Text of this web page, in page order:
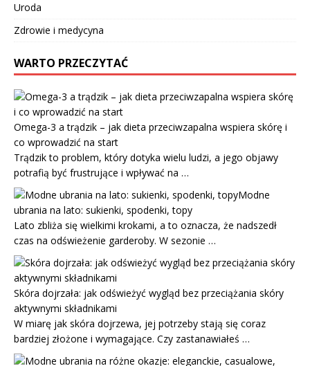
Uroda
Zdrowie i medycyna
WARTO PRZECZYTAĆ
Omega-3 a trądzik – jak dieta przeciwzapalna wspiera skórę i
co wprowadzić na start
Trądzik to problem, który dotyka wielu ludzi, a jego objawy
potrafią być frustrujące i wpływać na …
Modne
ubrania na lato: sukienki, spodenki, topy
Lato zbliża się wielkimi krokami, a to oznacza, że nadszedł
czas na odświeżenie garderoby. W sezonie …
Skóra dojrzała: jak odświeżyć wygląd bez przeciążania skóry
aktywnymi składnikami
W miarę jak skóra dojrzewa, jej potrzeby stają się coraz
bardziej złożone i wymagające. Czy zastanawiałeś …